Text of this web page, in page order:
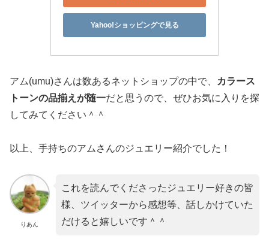
Yahoo!ショッピングで見る
アム(umu)さんは数あるネットショップの中で、
カラース
トーンの品揃えが随一だと思うので、ぜひお気に入りを探
してみてください＾＾
以上、手持ちのアムさんのジュエリー紹介でした！
りあん
これを読んでくださったジュエリー好きの皆
様、ツイッターから感想等、話しかけていた
だけると嬉しいです＾＾